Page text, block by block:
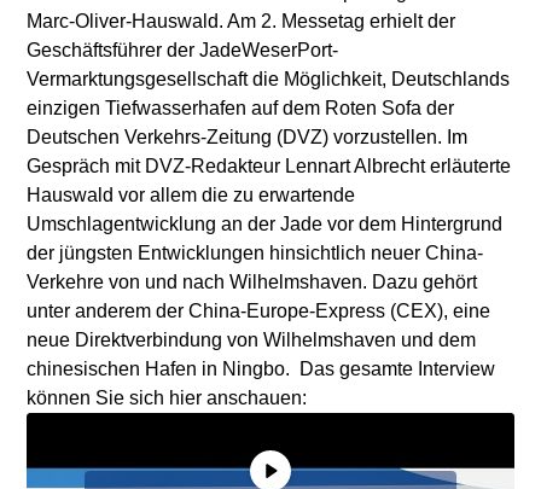
Marc-Oliver-Hauswald. Am 2. Messetag erhielt der
Geschäftsführer der JadeWeserPort-
Vermarktungsgesellschaft die Möglichkeit, Deutschlands
einzigen Tiefwasserhafen auf dem Roten Sofa der
Deutschen Verkehrs-Zeitung (DVZ) vorzustellen. Im
Gespräch mit DVZ-Redakteur Lennart Albrecht erläuterte
Hauswald vor allem die zu erwartende
Umschlagentwicklung an der Jade vor dem Hintergrund
der jüngsten Entwicklungen hinsichtlich neuer China-
Verkehre von und nach Wilhelmshaven. Dazu gehört
unter anderem der China-Europe-Express (CEX), eine
neue Direktverbindung von Wilhelmshaven und dem
chinesischen Hafen in Ningbo. Das gesamte Interview
können Sie sich hier anschauen: